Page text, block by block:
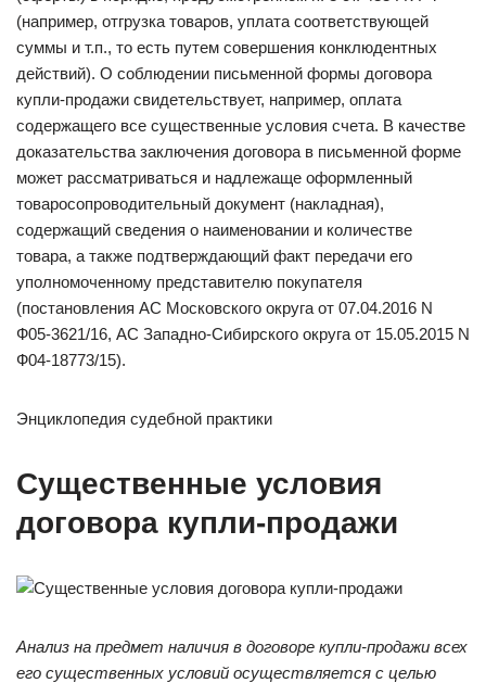
(например, отгрузка товаров, уплата соответствующей
суммы и т.п., то есть путем совершения конклюдентных
действий). О соблюдении письменной формы договора
купли-продажи свидетельствует, например, оплата
содержащего все существенные условия счета. В качестве
доказательства заключения договора в письменной форме
может рассматриваться и надлежаще оформленный
товаросопроводительный документ (накладная),
содержащий сведения о наименовании и количестве
товара, а также подтверждающий факт передачи его
уполномоченному представителю покупателя
(постановления АС Московского округа от 07.04.2016 N
Ф05-3621/16, АС Западно-Сибирского округа от 15.05.2015 N
Ф04-18773/15).
Энциклопедия судебной практики
Существенные условия
договора купли-продажи
Анализ на предмет наличия в договоре купли-продажи всех
его существенных условий осуществляется с целью